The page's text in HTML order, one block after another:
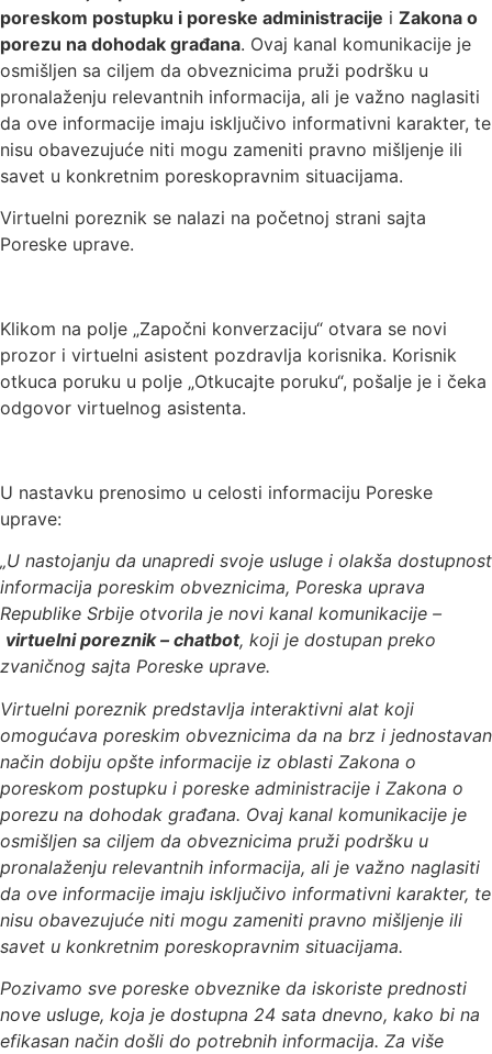
poreskom postupku i poreske administracije i Zakona o
porezu na dohodak građana. Ovaj kanal komunikacije je
osmišljen sa ciljem da obveznicima pruži podršku u
pronalaženju relevantnih informacija, ali je važno naglasiti
da ove informacije imaju isključivo informativni karakter, te
nisu obavezujuće niti mogu zameniti pravno mišljenje ili
savet u konkretnim poreskopravnim situacijama.
Virtuelni poreznik se nalazi na početnoj strani sajta
Poreske uprave.
Klikom na polje „Započni konverzaciju“ otvara se novi
prozor i virtuelni asistent pozdravlja korisnika. Korisnik
otkuca poruku u polje „Otkucajte poruku“, pošalje je i čeka
odgovor virtuelnog asistenta.
U nastavku prenosimo u celosti informaciju Poreske
uprave:
„U nastojanju da unapredi svoje usluge i olakša dostupnost
informacija poreskim obveznicima, Poreska uprava
Republike Srbije otvorila je novi kanal komunikacije –
virtuelni poreznik – chatbot, koji je dostupan preko
zvaničnog sajta Poreske uprave.
Virtuelni poreznik predstavlja interaktivni alat koji
omogućava poreskim obveznicima da na brz i jednostavan
način dobiju opšte informacije iz oblasti Zakona o
poreskom postupku i poreske administracije i Zakona o
porezu na dohodak građana. Ovaj kanal komunikacije je
osmišljen sa ciljem da obveznicima pruži podršku u
pronalaženju relevantnih informacija, ali je važno naglasiti
da ove informacije imaju isključivo informativni karakter, te
nisu obavezujuće niti mogu zameniti pravno mišljenje ili
savet u konkretnim poreskopravnim situacijama.
Pozivamo sve poreske obveznike da iskoriste prednosti
nove usluge, koja je dostupna 24 sata dnevno, kako bi na
efikasan način došli do potrebnih informacija. Za više